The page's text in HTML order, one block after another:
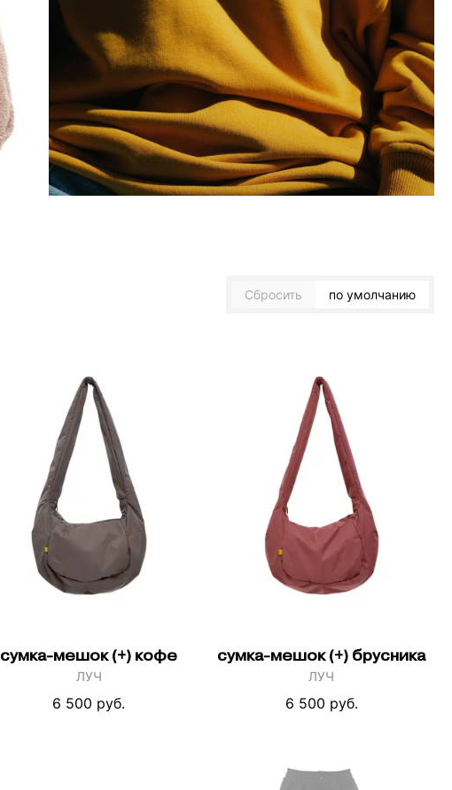
Сбросить по умолчанию
сумка-мешок (+) кофе
ЛУЧ
6 500 руб.
сумка-мешок (+) брусника
ЛУЧ
6 500 руб.